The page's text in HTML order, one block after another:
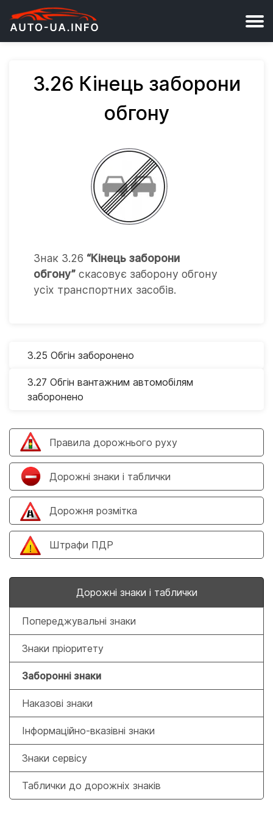
3.26 Кінець заборони
обгону
Знак 3.26 “Кінець заборони
обгону” скасовує заборону обгону
усіх транспортних засобів.
3.25 Обгін заборонено
3.27 Обгін вантажним автомобілям
заборонено
Правила дорожнього руху
Дорожні знаки і таблички
Дорожня розмітка
Штрафи ПДР
Дорожні знаки і таблички
Попереджувальні знаки
Знаки пріоритету
Заборонні знаки
Наказові знаки
Інформаційно-вказівні знаки
Знаки сервісу
Таблички до дорожніх знаків